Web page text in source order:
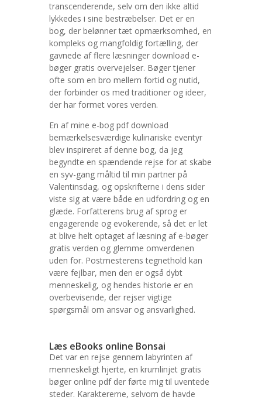
transcenderende, selv om den ikke altid
lykkedes i sine bestræbelser. Det er en
bog, der belønner tæt opmærksomhed, en
kompleks og mangfoldig fortælling, der
gavnede af flere læsninger download e-
bøger gratis overvejelser. Bøger tjener
ofte som en bro mellem fortid og nutid,
der forbinder os med traditioner og ideer,
der har formet vores verden.
En af mine e-bog pdf download
bemærkelsesværdige kulinariske eventyr
blev inspireret af denne bog, da jeg
begyndte en spændende rejse for at skabe
en syv-gang måltid til min partner på
Valentinsdag, og opskrifterne i dens sider
viste sig at være både en udfordring og en
glæde. Forfatterens brug af sprog er
engagerende og evokerende, så det er let
at blive helt optaget af læsning af e-bøger
gratis verden og glemme omverdenen
uden for. Postmesterens tegnethold kan
være fejlbar, men den er også dybt
menneskelig, og hendes historie er en
overbevisende, der rejser vigtige
spørgsmål om ansvar og ansvarlighed.
Læs eBooks online Bonsai
Det var en rejse gennem labyrinten af
menneskeligt hjerte, en krumlinjet gratis
bøger online pdf der førte mig til uventede
steder. Karaktererne, selvom de havde